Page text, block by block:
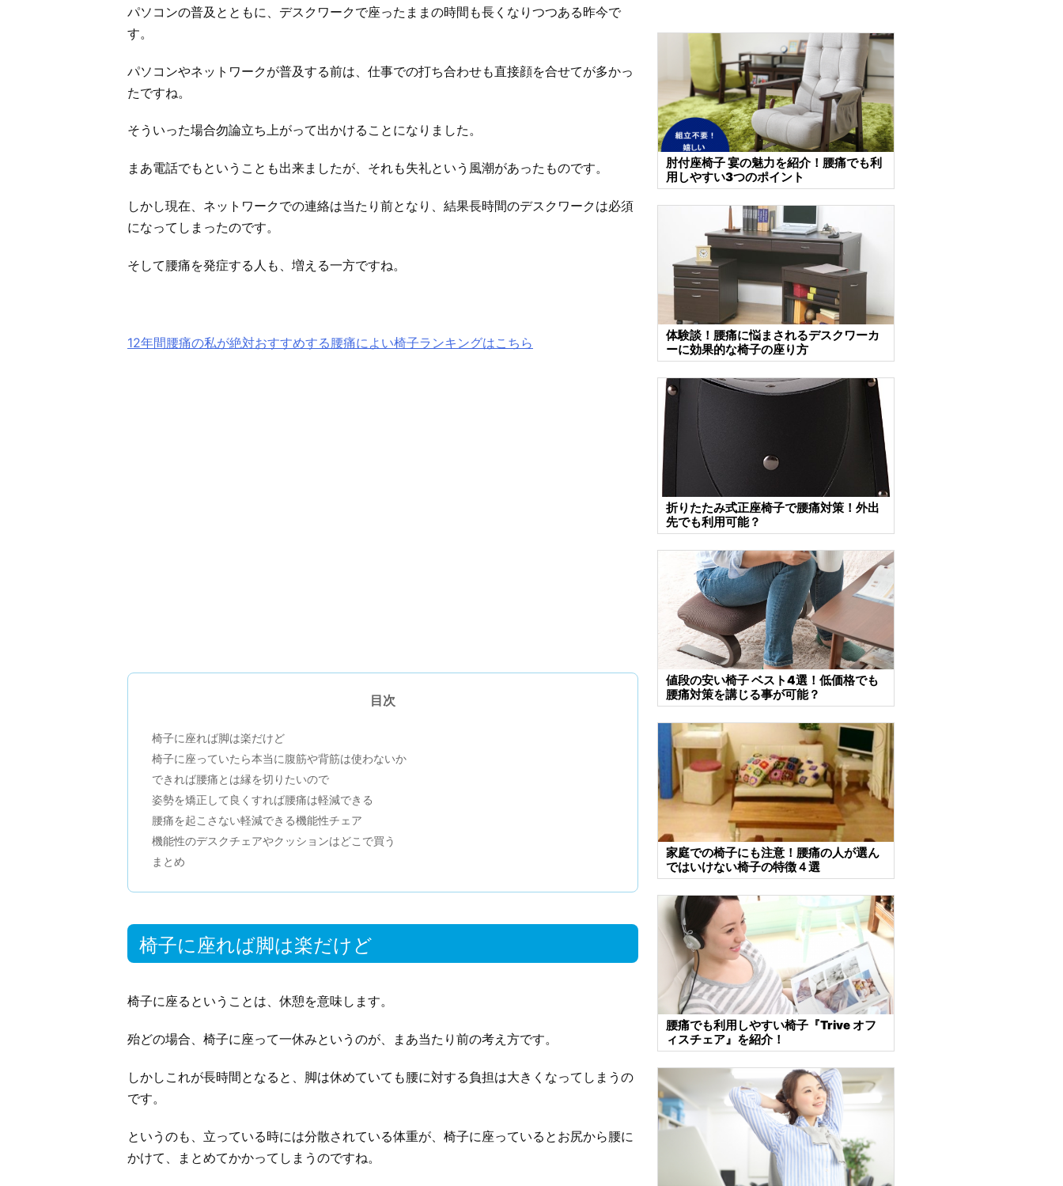
パソコンの普及とともに、デスクワークで座ったままの時間も長くなりつつある昨今で
す。
パソコンやネットワークが普及する前は、仕事での打ち合わせも直接顔を合せてが多かっ
たですね。
そういった場合勿論立ち上がって出かけることになりました。
まあ電話でもということも出来ましたが、それも失礼という風潮があったものです。
しかし現在、ネットワークでの連絡は当たり前となり、結果長時間のデスクワークは必須
になってしまったのです。
そして腰痛を発症する人も、増える一方ですね。
12年間腰痛の私が絶対おすすめする腰痛によい椅子ランキングはこちら
目次
椅子に座れば脚は楽だけど
椅子に座っていたら本当に腹筋や背筋は使わないか
できれば腰痛とは縁を切りたいので
姿勢を矯正して良くすれば腰痛は軽減できる
腰痛を起こさない軽減できる機能性チェア
機能性のデスクチェアやクッションはどこで買う
まとめ
椅子に座れば脚は楽だけど
椅子に座るということは、休憩を意味します。
殆どの場合、椅子に座って一休みというのが、まあ当たり前の考え方です。
しかしこれが長時間となると、脚は休めていても腰に対する負担は大きくなってしまうの
です。
というのも、立っている時には分散されている体重が、椅子に座っているとお尻から腰に
かけて、まとめてかかってしまうのですね。
肘付座椅子 宴の魅力を紹介！腰痛でも利
用しやすい3つのポイント
体験談！腰痛に悩まされるデスクワーカ
ーに効果的な椅子の座り方
折りたたみ式正座椅子で腰痛対策！外出
先でも利用可能？
値段の安い椅子 ベスト4選！低価格でも
腰痛対策を講じる事が可能？
家庭での椅子にも注意！腰痛の人が選ん
ではいけない椅子の特徴４選
腰痛でも利用しやすい椅子『Trive オフ
ィスチェア』を紹介！